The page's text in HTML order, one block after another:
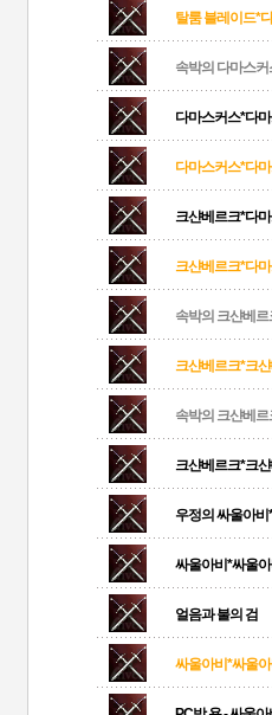
탈룸 블레이드*
속박의 다마스
다마스커스*다
다마스커스*다
크샨베르크*다
크샨베르크*다마
속박의 크샨베
크샨베르크*크샨
속박의 크샨베
크샨베르크*크
우정의 싸울아비
싸울아비*싸울아
얼음과 불의 검
싸울아비*싸울아